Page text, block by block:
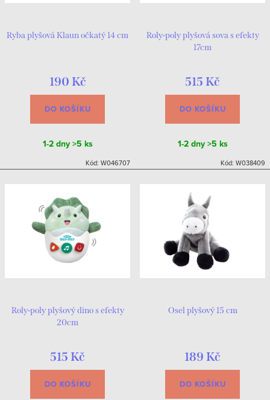
Ryba plyšová Klaun očkatý 14 cm
190 Kč
DO KOŠÍKU
1-2 dny>5 ks
Kód: W046707
Roly-poly plyšová sova s efekty
17cm
515 Kč
DO KOŠÍKU
1-2 dny>5 ks
Kód: W038409
Roly-poly plyšový dino s efekty
20cm
515 Kč
DO KOŠÍKU
Osel plyšový 15 cm
189 Kč
DO KOŠÍKU